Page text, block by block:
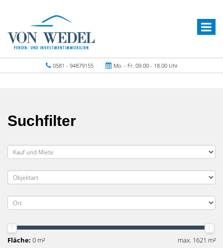
0581 - 94879155 Mo. - Fr. 09.00 - 18.00 Uhr
Suchfilter
Fläche: 0 m² max. 1621 m²